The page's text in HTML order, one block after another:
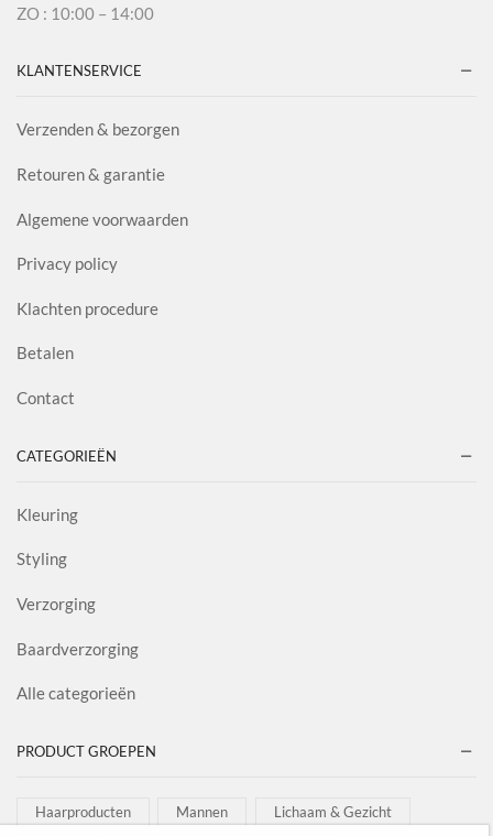
ZO : 10:00 – 14:00
KLANTENSERVICE
Verzenden & bezorgen
Retouren & garantie
Algemene voorwaarden
Privacy policy
Klachten procedure
Betalen
Contact
CATEGORIEËN
Kleuring
Styling
Verzorging
Baardverzorging
Alle categorieën
PRODUCT GROEPEN
Haarproducten Mannen Lichaam & Gezicht